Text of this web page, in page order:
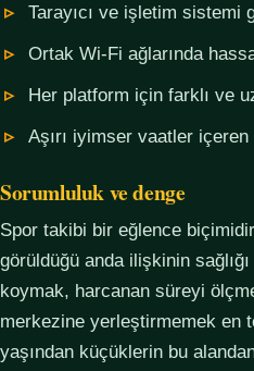
Tarayıcı ve işletim sistemi
Ortak Wi-Fi ağlarında
Her platform için farklı ve
Aşırı iyimser vaatler
Sorumluluk ve denge
Spor takibi bir eğlence
görüldüğü anda ilişkinin sağlığı
koymak, harcanan süreyi
merkezine yerleştirmemek en
yaşından küçüklerin bu